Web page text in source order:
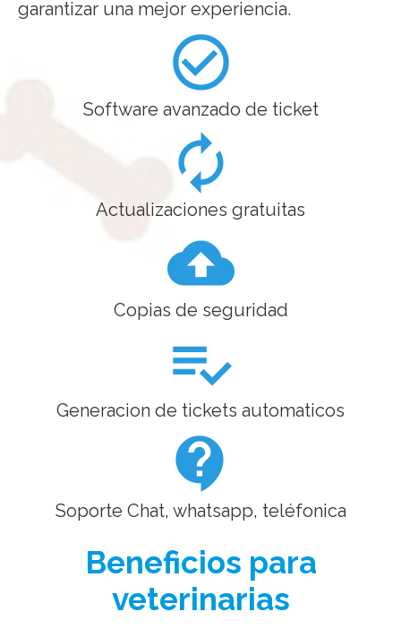
garantizar una mejor experiencia.
check_circle_outline
Software avanzado de ticket
autorenew
Actualizaciones gratuitas
cloud_upload
Copias de seguridad
playlist_add_check
Generacion de tickets automaticos
contact_support
Soporte Chat, whatsapp, teléfonica
Beneficios para
veterinarias